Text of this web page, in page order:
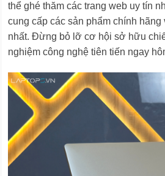
thể ghé thăm các trang web uy tín
cung cấp các sản phẩm chính
nhất. Đừng bỏ lỡ cơ hội sở hữu
nghiệm công nghệ tiên tiến ngay